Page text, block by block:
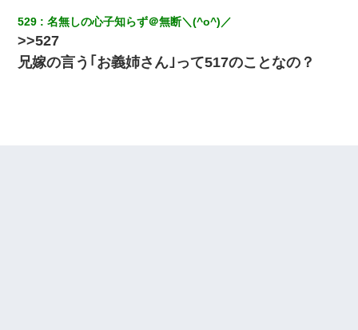
529 名無しの心子知らず＠無断＼(^o^)／
>>527
兄嫁の言う｢お義姉さん｣って517のことなの？